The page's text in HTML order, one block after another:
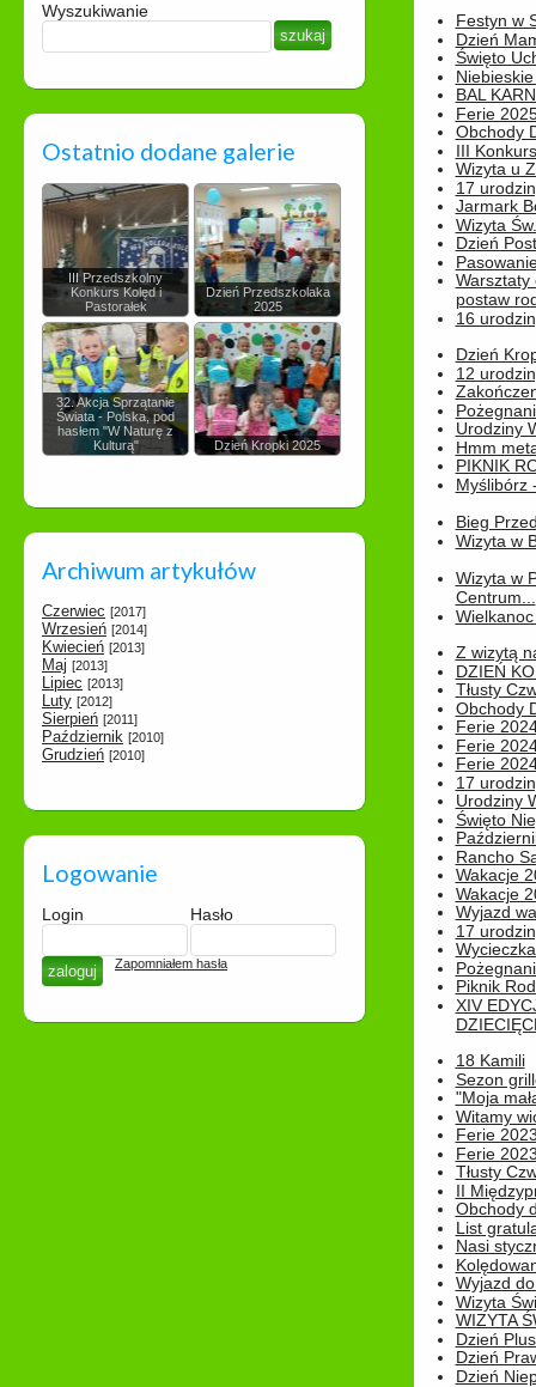
Wyszukiwanie
Ostatnio dodane galerie
III Przedszkolny
Konkurs Kolęd i
Pastorałek
Dzień Przedszkolaka
2025
32. Akcja Sprzątanie
Świata - Polska, pod
hasłem "W Naturę z
Kulturą"
Dzień Kropki 2025
Archiwum artykułów
Czerwiec [2017]
Wrzesień [2014]
Kwiecień [2013]
Maj [2013]
Lipiec [2013]
Luty [2012]
Sierpień [2011]
Październik [2010]
Grudzień [2010]
Logowanie
Login Hasło
Zapomniałem hasła
Festyn w
Dzień
Święto
BAL
Ferie
Obchody
III
Wizyta u
17
Jarmark
Wizyta
Dzień
Warsztaty
postaw
16
Dzień
12
Urodziny
Hmm
PIKNIK
Myślibórz
Bieg
Wizyta w
Wizyta w
Centrum...
Z wizytą
DZIEŃ
Tłusty
Obchody
Ferie
Ferie
Ferie
17
Urodziny
Święto
Rancho
Wakacje
Wakacje
Wyjazd
17
Piknik
XIV
18 Kamili
Sezon
"Moja
Witamy
Ferie
Ferie
Tłusty
II
Obchody
List
Nasi
Wyjazd
Wizyta
WIZYTA
Dzień
Dzień
Dzień